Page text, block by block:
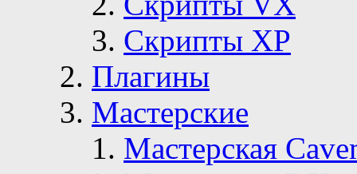
Скрипты ХР
Плагины
Мастерские
Мастерская